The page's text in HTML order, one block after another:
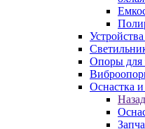
Опоры для
Оснастка и
Назад